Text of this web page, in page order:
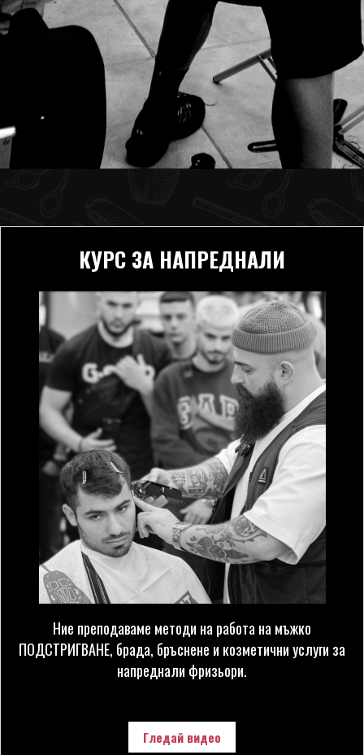
КУРС ЗА НАПРЕДНАЛИ
Ние преподаваме методи на работа на мъжко
ПОДСТРИГВАНЕ, брада, бръснене и козметични услуги за
напреднали фризьори.
Гледай видео